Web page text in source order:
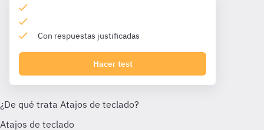
Con respuestas justificadas
Hacer test